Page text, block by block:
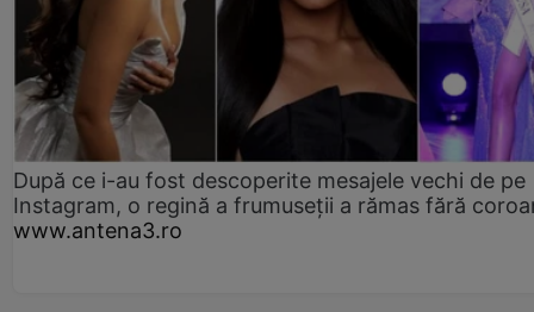
După ce i-au fost descoperite mesajele vechi de pe
Instagram, o regină a frumuseții a rămas fără
www.antena3.ro